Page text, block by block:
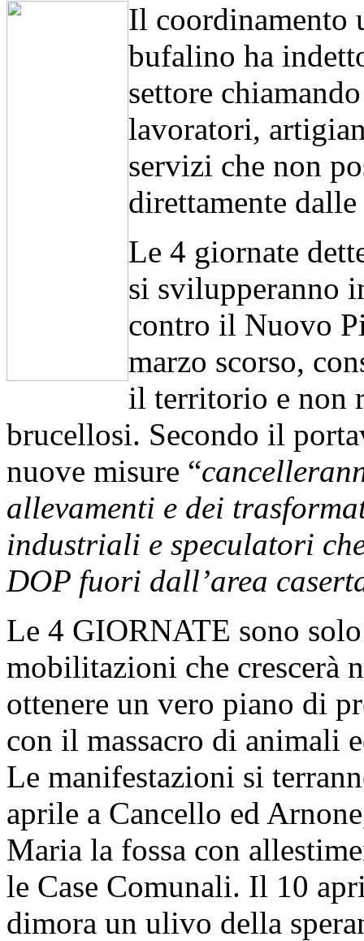
Il coordinamento
bufalino ha
settore
lavoratori,
servizi che non
direttamente
Le 4 giornate
si svilupperanno
contro il Nuovo
marzo scorso,
il territorio e non
brucellosi. Secondo il
nuove misure “
allevamenti e dei
industriali e speculatori
DOP fuori dall’area
Le 4 GIORNATE sono
mobilitazioni che crescerà
ottenere un vero piano di
con il massacro di animali
Le manifestazioni si
aprile a Cancello ed
Maria la fossa con
le Case Comunali. Il 10
dimora un ulivo della